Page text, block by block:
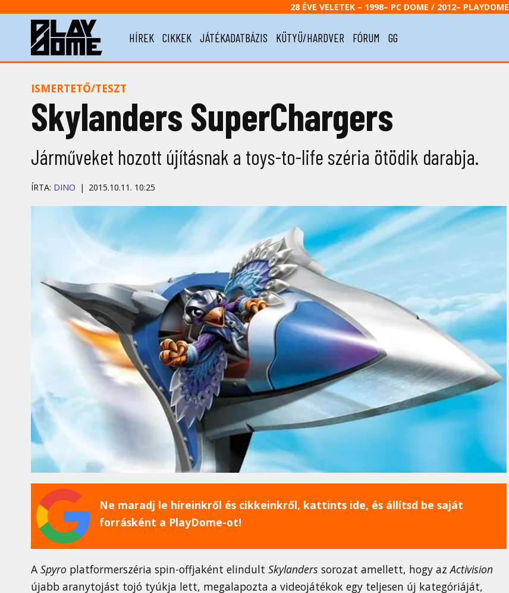
28 ÉVE VELETEK – 1998– PC DOME / 2012– PLAYDOME
HÍREK CIKKEK JÁTÉKADATBÁZIS KÜTYÜ/HARDVER FÓRUM GG
ISMERTETŐ/TESZT
Skylanders SuperChargers
Járműveket hozott újításnak a toys-to-life széria ötödik darabja.
ÍRTA: DINO 2015.10.11. 10:25
Ne maradj le híreinkről és cikkeinkről, kattints ide, és állítsd be saját
forrásként a PlayDome-ot!
A Spyro platformerszéria spin-offjaként elindult Skylanders sorozat amellett, hogy azActivision
újabb aranytojást tojó tyúkja lett, megalapozta a videojátékok egy teljesen új kategóriáját,